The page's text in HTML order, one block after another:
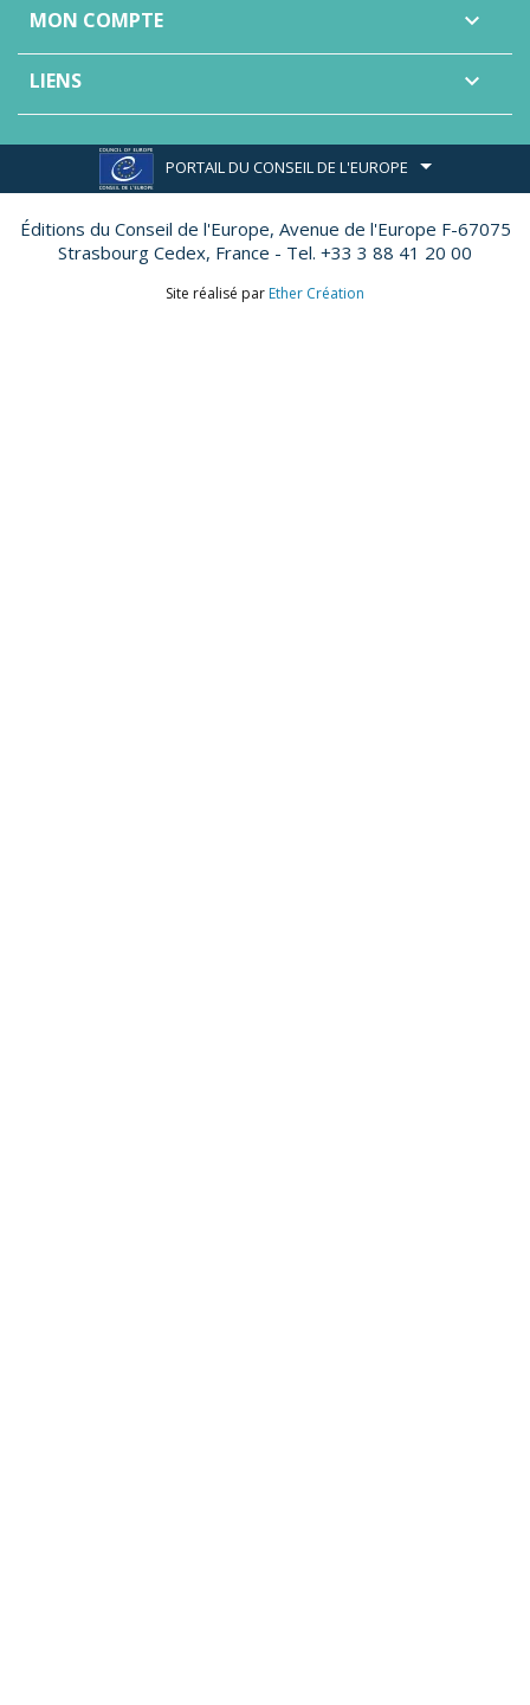
MON COMPTE 
LIENS 
PORTAIL DU CONSEIL DE L'EUROPE
Éditions du Conseil de l'Europe, Avenue de l'Europe F-67075
Strasbourg Cedex, France - Tel. +33 3 88 41 20 00
Site réalisé par Ether Création